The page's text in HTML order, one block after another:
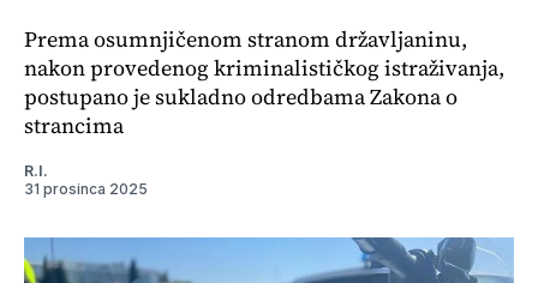
Prema osumnjičenom stranom državljaninu,
nakon provedenog kriminalističkog istraživanja,
postupano je sukladno odredbama Zakona o
strancima
R.I.
31 prosinca 2025